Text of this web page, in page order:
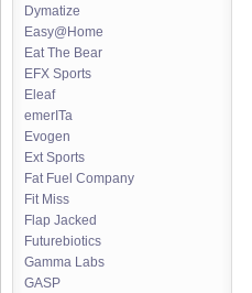
Dymatize
Easy@Home
Eat The Bear
EFX Sports
Eleaf
emerITa
Evogen
Ext Sports
Fat Fuel Company
Fit Miss
Flap Jacked
Futurebiotics
Gamma Labs
GASP